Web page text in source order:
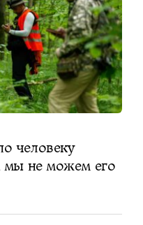
человеку
мы не можем его